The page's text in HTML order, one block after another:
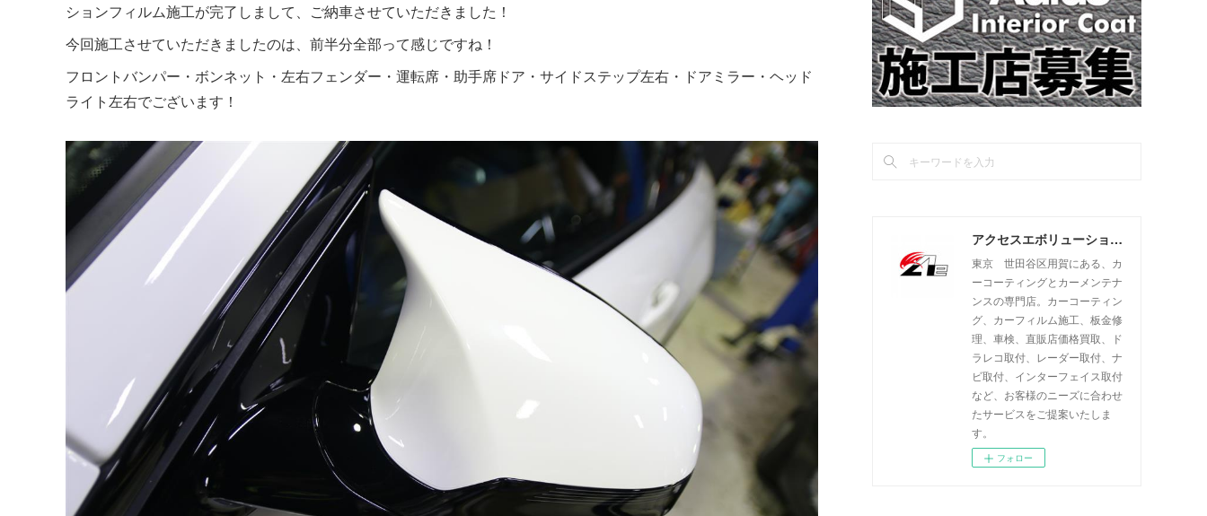
ションフィルム施工が完了しまして、ご納車させていただきました！
今回施工させていただきましたのは、前半分全部って感じですね！
フロントバンパー・ボンネット・左右フェンダー・運転席・助手席ドア・サイドステップ左右・ドアミラー・ヘッド
ライト左右でございます！
アクセスエボリューション用賀店 カーコーティング・カーメンテナンスの専門店
東京 世田谷区用賀にある、カ
ーコーティングとカーメンテナ
ンスの専門店。カーコーティン
グ、カーフィルム施工、板金修
理、車検、直販店価格買取、ド
ラレコ取付、レーダー取付、ナ
ビ取付、インターフェイス取付
など、お客様のニーズに合わせ
たサービスをご提案いたしま
す。
フォロー